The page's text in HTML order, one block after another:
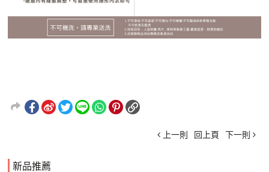
上一則 回上頁 下一則
新品推薦